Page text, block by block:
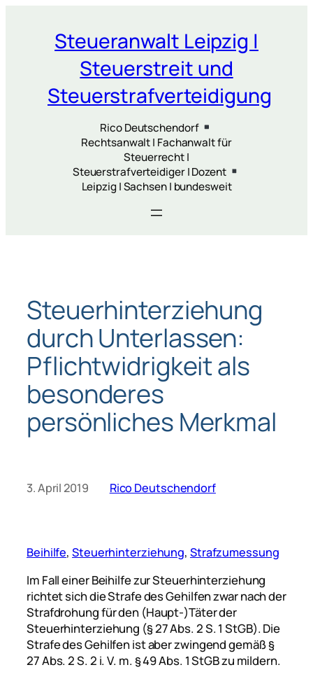
springenSteueranwalt Leipzig |
Steuerstreit und
Steuerstrafverteidigung
Rico Deutschendorf
Rechtsanwalt | Fachanwalt für
Steuerrecht |
Steuerstrafverteidiger | Dozent
Leipzig | Sachsen | bundesweit
Steuerhinterziehung
durch Unterlassen:
Pflichtwidrigkeit als
besonderes
persönliches Merkmal
3. April 2019 Rico Deutschendorf
Beihilfe, Steuerhinterziehung, Strafzumessung
Im Fall einer Beihilfe zur Steuerhinterziehung
richtet sich die Strafe des Gehilfen zwar nach der
Strafdrohung für den (Haupt-)Täter der
Steuerhinterziehung (§ 27 Abs. 2 S. 1 StGB). Die
Strafe des Gehilfen ist aber zwingend gemäß §
27 Abs. 2 S. 2 i. V. m. § 49 Abs. 1 StGB zu mildern.